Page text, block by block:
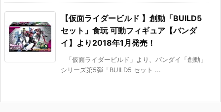
【仮面ライダービルド 】創動「BUILD5
セット」食玩 可動フィギュア【バンダ
イ】より2018年1月発売！
「仮面ライダービルド」より、バンダイ「創動」
シリーズ第5弾「BUILD5 セット ...